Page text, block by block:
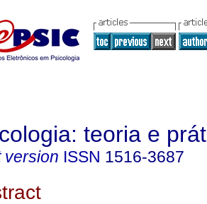
teoria e
version ISSN 1516-3687